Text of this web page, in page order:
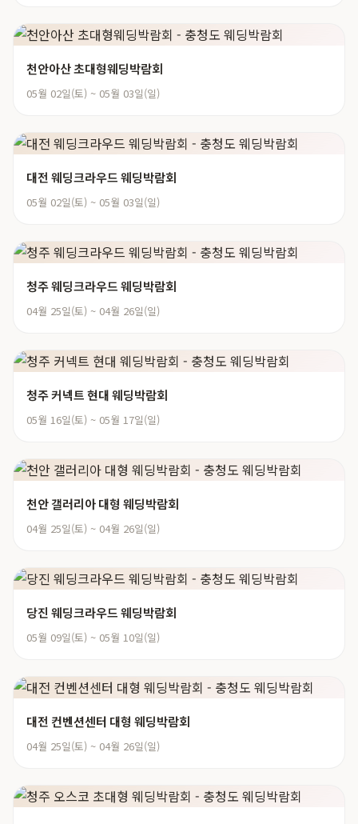
천안아산 초대형웨딩박람회
05월 02일(토) ~ 05월 03일(일)
대전 웨딩크라우드 웨딩박람회
05월 02일(토) ~ 05월 03일(일)
청주 웨딩크라우드 웨딩박람회
04월 25일(토) ~ 04월 26일(일)
청주 커넥트 현대 웨딩박람회
05월 16일(토) ~ 05월 17일(일)
천안 갤러리아 대형 웨딩박람회
04월 25일(토) ~ 04월 26일(일)
당진 웨딩크라우드 웨딩박람회
05월 09일(토) ~ 05월 10일(일)
대전 컨벤션센터 대형 웨딩박람회
04월 25일(토) ~ 04월 26일(일)